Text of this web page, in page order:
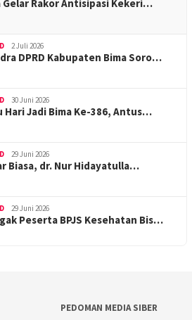
Gelar Rakor Antisipasi Kekeri…
2 Juli 2026
DPRD Kabupaten Bima Soro…
30 Juni 2026
Hari Jadi Bima Ke-386, Antus…
29 Juni 2026
Biasa, dr. Nur Hidayatulla…
29 Juni 2026
Peserta BPJS Kesehatan Bis…
PEDOMAN MEDIA SIBER